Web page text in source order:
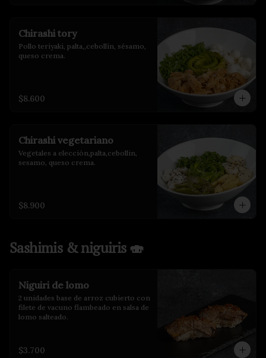
Chirashi tory
Pollo teriyaki, palta,,cebollín, sésamo,
queso crema.
$8.600
Chirashi vegetariano
Vegetales a elección,palta,cebollin,
sesamo, queso crema.
$8.900
Sashimis & niguiris 🍣
Niguiri de lomo
2 unidades base de arroz cubierto con
filete de vacuno flambeado en salsa de
lomo salteado.
$3.700